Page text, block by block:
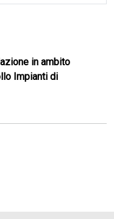
in ambito
Impianti di